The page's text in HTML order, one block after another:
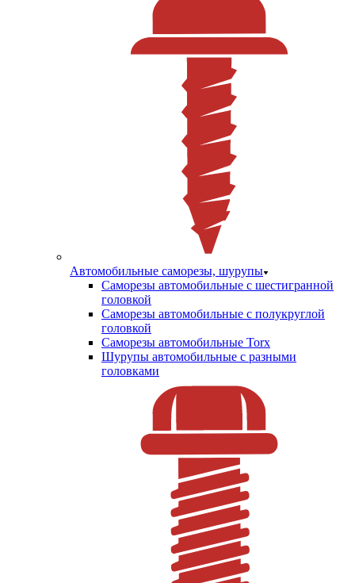
Автомобильные саморезы, шурупы
Саморезы автомобильные с шестигранной
головкой
Саморезы автомобильные с полукруглой
головкой
Саморезы автомобильные Torx
Шурупы автомобильные с разными
головками